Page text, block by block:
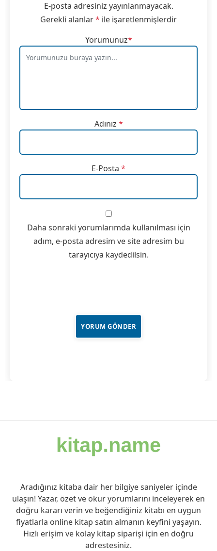
E-posta adresiniz yayınlanmayacak.
Gerekli alanlar* ile işaretlenmişlerdir
Yorumunuz*
Adınız *
E-Posta *
Daha sonraki yorumlarımda kullanılması için
adım, e-posta adresim ve site adresim bu
tarayıcıya kaydedilsin.
Aradığınız kitaba dair her bilgiye saniyeler içinde
ulaşın! Yazar, özet ve okur yorumlarını inceleyerek en
doğru kararı verin ve beğendiğiniz kitabı en uygun
fiyatlarla online kitap satın almanın keyfini yaşayın.
Hızlı erişim ve kolay kitap siparişi için en doğru
adrestesiniz.